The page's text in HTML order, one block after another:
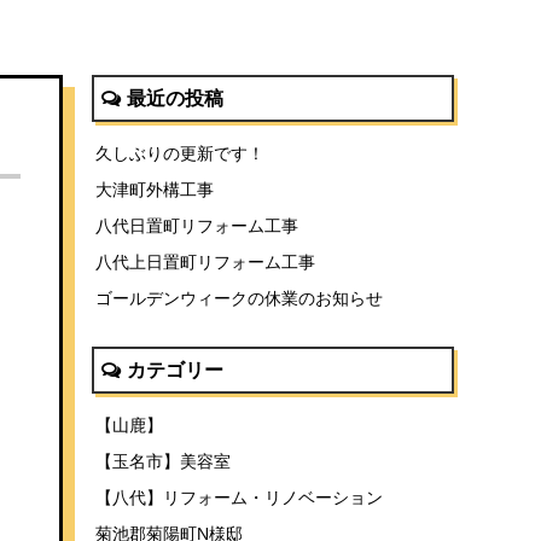
最近の投稿
久しぶりの更新です！
大津町外構工事
八代日置町リフォーム工事
八代上日置町リフォーム工事
ゴールデンウィークの休業のお知らせ
カテゴリー
【山鹿】
【玉名市】美容室
【八代】リフォーム・リノベーション
菊池郡菊陽町N様邸